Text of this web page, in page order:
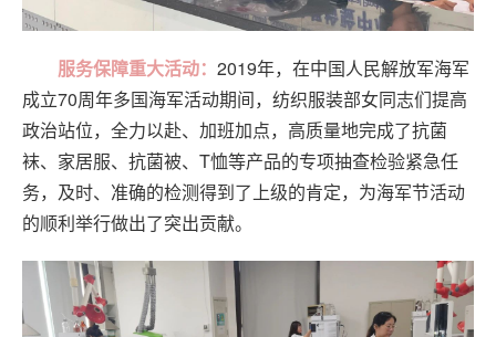
服务保障重大活动： 2019年，在中国人民解放军海军
成立70周年多国海军活动期间，纺织服装部女同志们提高
政治站位，全力以赴、加班加点，高质量地完成了抗菌
袜、家居服、抗菌被、T恤等产品的专项抽查检验紧急任
务，及时、准确的检测得到了上级的肯定，为海军节活动
的顺利举行做出了突出贡献。